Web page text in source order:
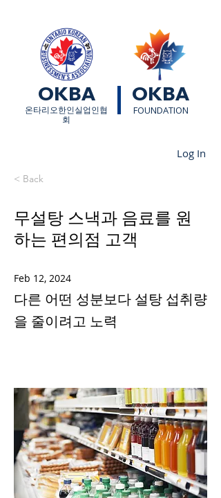
OKBA OKBA
​온타리오한인실업인협
회
FOUNDATION
Log In
< Back
무설탕 스낵과 음료를 원
하는 편의점 고객
Feb 12, 2024
다른 어떤 성분보다 설탕 섭취량
을 줄이려고 노력